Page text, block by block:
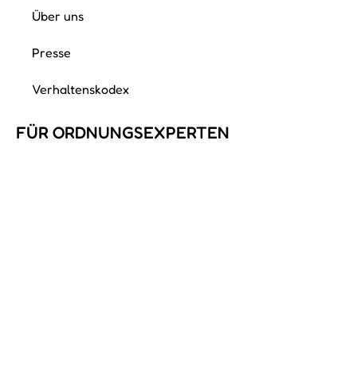
Über uns
Presse
Verhaltenskodex
FÜR ORDNUNGS­EXPERTEN